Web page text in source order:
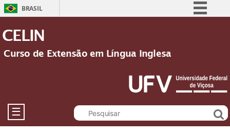
BRASIL
Participe
Acesso à informação
Legislação
Canais
CELIN
Curso de Extensão em Língua Inglesa
☰